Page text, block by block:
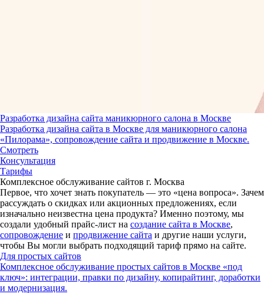
Разработка дизайна сайта маникюрного салона в Москве
Разработка дизайна сайта в Москве для маникюрного салона
«Пилорама», сопровождение сайта и продвижение в Москве.
Смотреть
Консультация
Тарифы
Комплексное обслуживание сайтов г. Москва
Первое, что хочет знать покупатель — это «цена вопроса». Зачем
рассуждать о скидках или акционных предложениях, если
изначально неизвестна цена продукта? Именно поэтому, мы
создали удобный прайс-лист на создание сайта в Москве,
сопровождение и продвижение сайта и другие наши услуги,
чтобы Вы могли выбрать подходящий тариф прямо на сайте.
Для простых сайтов
Комплексное обслуживание простых сайтов в Москве «под
ключ»: интеграции, правки по дизайну, копирайтинг, доработки
и модернизация.